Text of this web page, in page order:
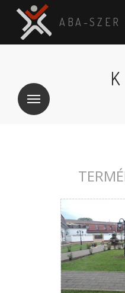
ABA-SZER